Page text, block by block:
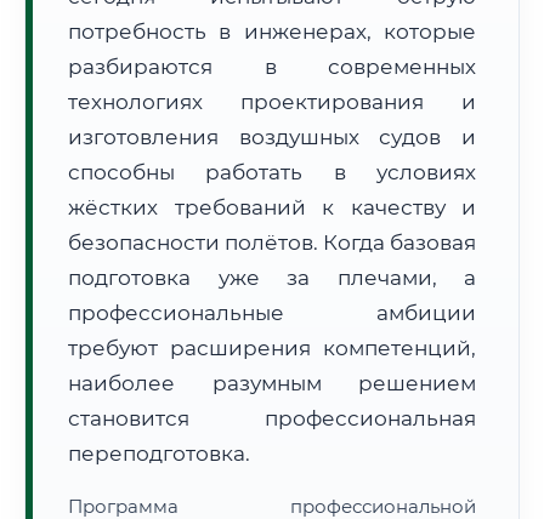
Расчет логистики оригиналов:
~194 км
• Экспресс-доставка СДЭК / Почтой: 1–2 рабочих дня
🔍Нажмите на документ для увеличения и просмотра
потребность в инженерах, которые
разбираются в современных
технологиях проектирования и
изготовления воздушных судов и
способны работать в условиях
жёстких требований к качеству и
безопасности полётов. Когда базовая
подготовка уже за плечами, а
профессиональные амбиции
требуют расширения компетенций,
наиболее разумным решением
становится профессиональная
переподготовка.
Программа профессиональной